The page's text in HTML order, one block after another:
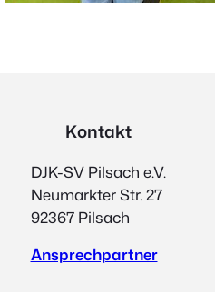
Kontakt
DJK-SV Pilsach e.V.
Neumarkter Str. 27
92367 Pilsach
Ansprechpartner